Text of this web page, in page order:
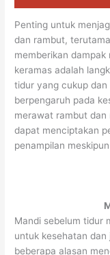
Penting untuk
dan rambut,
memberikan
keramas adalah
tidur yang cukup
berpengaruh pada
merawat rambut dan
dapat menciptakan
penampilan
Mandi sebelum tidur
untuk kesehatan
beberapa alasan